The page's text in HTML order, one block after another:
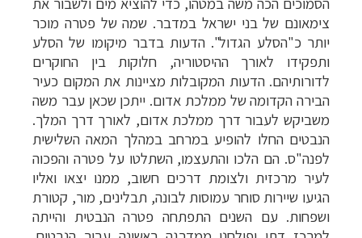
צימאונם של בני ישראל במדבר. שמה של פטרה מוכר
יותר כ"הסלע הגדול". הדעות בדבר מיקומו של הסלע
ותפקידו לאורך ההיסטוריה, חלוקות בין החוקרים
לדורותיהם. הדעות המקובלות מציינות את המקום כעיר
הבירה הקדומה של ממלכת אדום. ייתכן שכאן עבר משה
משביקש לעבור דרך ממלכת אדום, לאורך דרך המלך.
הנבטים החלו להופיע במרחב במהלך המאה השלישית
לפנה"ס. הם הלכו והתעצמו, השתלטו על פטרה והפכוה
לעיר מרכזית ולצומת דרכים חשוב, ממנו יצאו ואליו
הגיעו שיירות סוחר עמוסות לבונה, תבלינים, מור, קטורת
ושפחות. עם השנים התפתחה פטרה הנבטית והייתה
מסלולים מוכנים ל-11 יעדים לחצו לרשימת היעדים
»
קרוזים והפלגות נופשלחצו לרשימת היעדים »
תכנוןטיולים לאמריקה הצפונית לחצו לרשימת
היעדים »